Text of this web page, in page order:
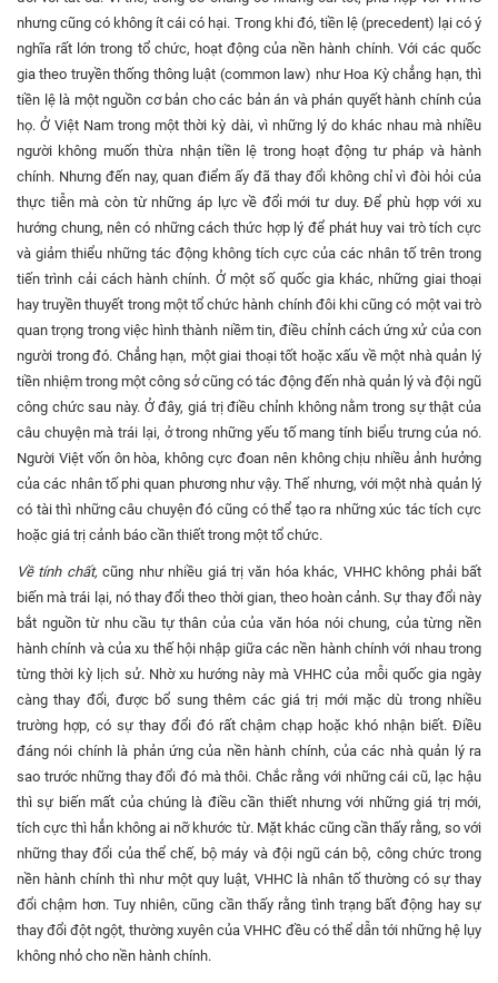
nhưng cũng có không ít cái có hại. Trong khi đó, tiền lệ (precedent) lại có ý
nghĩa rất lớn trong tổ chức, hoạt động của nền hành chính. Với các quốc
gia theo truyền thống thông luật (common law) như Hoa Kỳ chẳng hạn, thì
tiền lệ là một nguồn cơ bản cho các bản án và phán quyết hành chính của
họ. Ở Việt Nam trong một thời kỳ dài, vì những lý do khác nhau mà nhiều
người không muốn thừa nhận tiền lệ trong hoạt động tư pháp và hành
chính. Nhưng đến nay, quan điểm ấy đã thay đổi không chỉ vì đòi hỏi của
thực tiễn mà còn từ những áp lực về đổi mới tư duy. Để phù hợp với xu
hướng chung, nên có những cách thức hợp lý để phát huy vai trò tích cực
và giảm thiểu những tác động không tích cực của các nhân tố trên trong
tiến trình cải cách hành chính. Ở một số quốc gia khác, những giai thoại
hay truyền thuyết trong một tổ chức hành chính đôi khi cũng có một vai trò
quan trọng trong việc hình thành niềm tin, điều chỉnh cách ứng xử của con
người trong đó. Chẳng hạn, một giai thoại tốt hoặc xấu về một nhà quản lý
tiền nhiệm trong một công sở cũng có tác động đến nhà quản lý và đội ngũ
công chức sau này. Ở đây, giá trị điều chỉnh không nằm trong sự thật của
câu chuyện mà trái lại, ở trong những yếu tố mang tính biểu trưng của nó.
Người Việt vốn ôn hòa, không cực đoan nên không chịu nhiều ảnh hưởng
của các nhân tố phi quan phương như vậy. Thế nhưng, với một nhà quản lý
có tài thì những câu chuyện đó cũng có thể tạo ra những xúc tác tích cực
hoặc giá trị cảnh báo cần thiết trong một tổ chức.
Về tính chất, cũng như nhiều giá trị văn hóa khác, VHHC không phải bất
biến mà trái lại, nó thay đổi theo thời gian, theo hoàn cảnh. Sự thay đổi này
bắt nguồn từ nhu cầu tự thân của của văn hóa nói chung, của từng nền
hành chính và của xu thế hội nhập giữa các nền hành chính với nhau trong
từng thời kỳ lịch sử. Nhờ xu hướng này mà VHHC của mỗi quốc gia ngày
càng thay đổi, được bổ sung thêm các giá trị mới mặc dù trong nhiều
trường hợp, có sự thay đổi đó rất chậm chạp hoặc khó nhận biết. Điều
đáng nói chính là phản ứng của nền hành chính, của các nhà quản lý ra
sao trước những thay đổi đó mà thôi. Chắc rằng với những cái cũ, lạc hậu
thì sự biến mất của chúng là điều cần thiết nhưng với những giá trị mới,
tích cực thì hẳn không ai nỡ khước từ. Mặt khác cũng cần thấy rằng, so với
những thay đổi của thể chế, bộ máy và đội ngũ cán bộ, công chức trong
nền hành chính thì như một quy luật, VHHC là nhân tố thường có sự thay
đổi chậm hơn. Tuy nhiên, cũng cần thấy rằng tình trạng bất động hay sự
thay đổi đột ngột, thường xuyên của VHHC đều có thể dẫn tới những hệ lụy
không nhỏ cho nền hành chính.